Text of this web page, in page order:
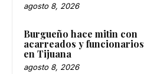
agosto 8, 2026
Burgueño hace mitin con
acarreados y funcionarios
en Tijuana
agosto 8, 2026